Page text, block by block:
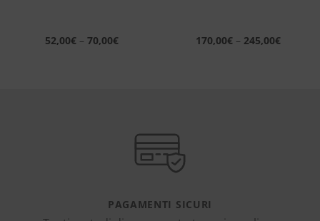
52,00€ – 70,00€ 170,00€ – 245,00€
PAGAMENTI SICURI